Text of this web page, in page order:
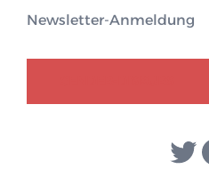
Newsletter-Anmeldung